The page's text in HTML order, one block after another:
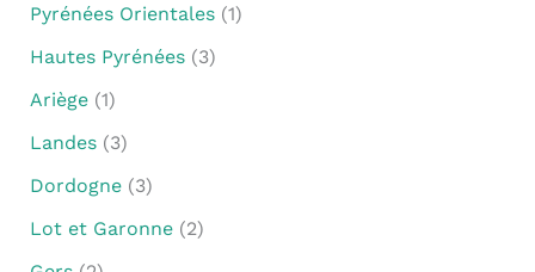
Pyrénées Orientales(1)
Hautes Pyrénées(3)
Ariège(1)
Landes(3)
Dordogne(3)
Lot et Garonne(2)